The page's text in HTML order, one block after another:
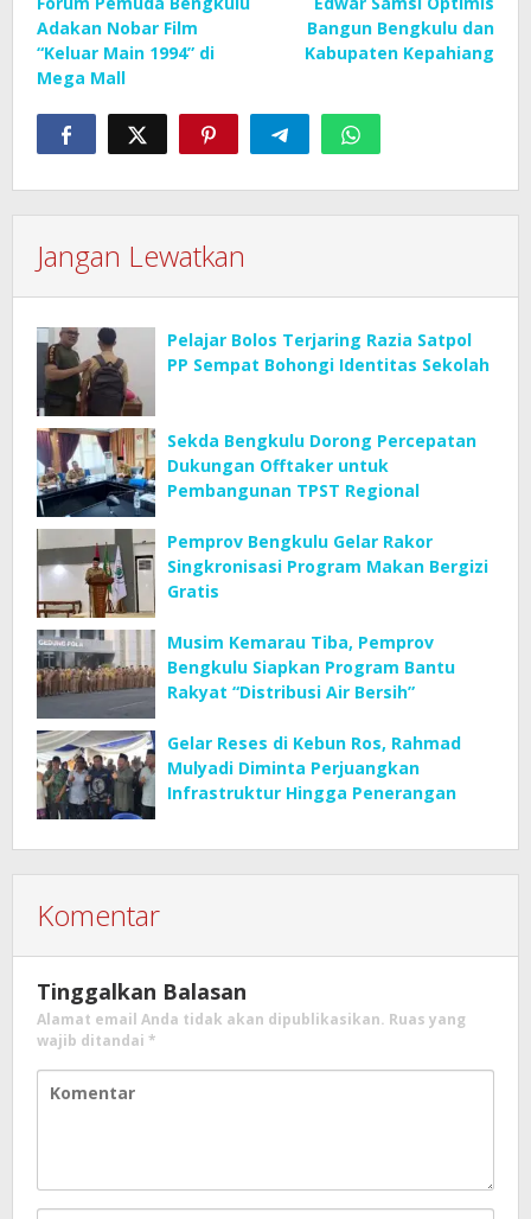
pos
Adakan Nobar Film
“Keluar Main 1994” di
Mega Mall
Bangun Bengkulu dan
Kabupaten Kepahiang
Jangan Lewatkan
Pelajar Bolos Terjaring Razia Satpol
PP Sempat Bohongi Identitas Sekolah
Sekda Bengkulu Dorong Percepatan
Dukungan Offtaker untuk
Pembangunan TPST Regional
Pemprov Bengkulu Gelar Rakor
Singkronisasi Program Makan Bergizi
Gratis
Musim Kemarau Tiba, Pemprov
Bengkulu Siapkan Program Bantu
Rakyat “Distribusi Air Bersih”
Gelar Reses di Kebun Ros, Rahmad
Mulyadi Diminta Perjuangkan
Infrastruktur Hingga Penerangan
Komentar
Tinggalkan Balasan
Alamat email Anda tidak akan dipublikasikan. Ruas yang
wajib ditandai *